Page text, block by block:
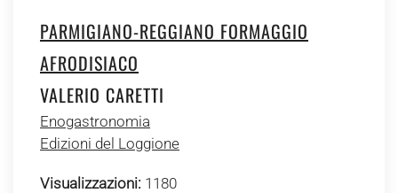
PARMIGIANO-REGGIANO FORMAGGIO
AFRODISIACO
VALERIO CARETTI
Enogastronomia
Edizioni del Loggione
Visualizzazioni: 1180